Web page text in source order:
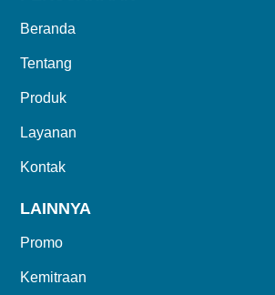
Beranda
Tentang
Produk
Layanan
Kontak
LAINNYA
Promo
Kemitraan